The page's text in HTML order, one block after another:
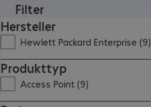
Filter
Hersteller
Hewlett Packard Enterprise (9)
Produkttyp
Access Point (9)